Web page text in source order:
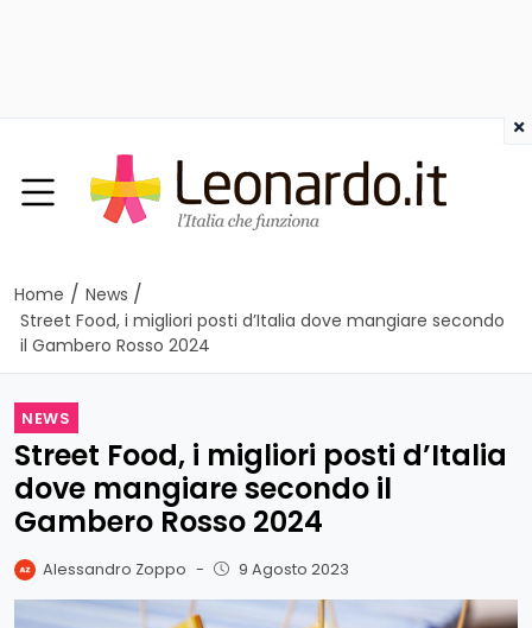
Home / News /
Street Food, i migliori posti d’Italia dove mangiare secondo
il Gambero Rosso 2024
NEWS
Street Food, i migliori posti d’Italia
dove mangiare secondo il
Gambero Rosso 2024
Alessandro Zoppo - 9 Agosto 2023
×